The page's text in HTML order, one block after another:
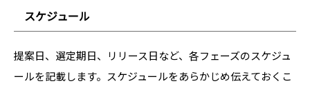
スケジュール
提案日、選定期日、リリース日など、各フェーズのスケジュ
ールを記載します。スケジュールをあらかじめ伝えておくこ